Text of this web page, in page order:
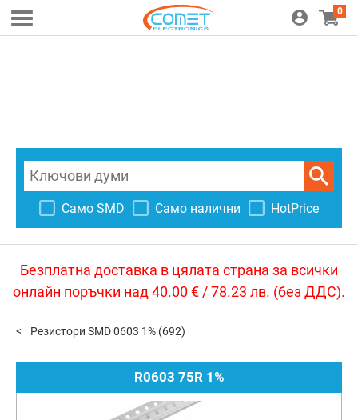
0
Само SMD Само налични HotPrice
Безплатна доставка в цялата страна за всички
онлайн поръчки над 40.00 € / 78.23 лв. (без ДДС).
Резистори SMD 0603 1% (692)
R0603 75R 1%